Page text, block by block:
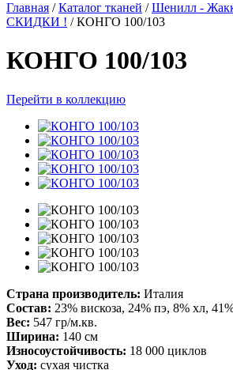
Главная / Каталог тканей / Шенилл -
СКИДКИ ! / КОНГО 100/103
КОНГО 100/103
Перейти в коллекцию
Страна производитель: Италия
Состав: 23% вискоза, 24% пэ, 8% хл,
Вес: 547 гр/м.кв.
Ширина: 140 см
Износоустойчивость: 18 000 циклов
Уход: сухая чистка